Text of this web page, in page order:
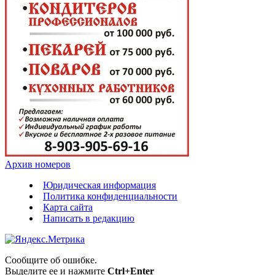
Архив номеров
Юридическая информация
Политика конфиденциальности
Карта сайта
Написать в редакцию
Сообщите об ошибке.
Выделите ее и нажмите Ctrl+Enter